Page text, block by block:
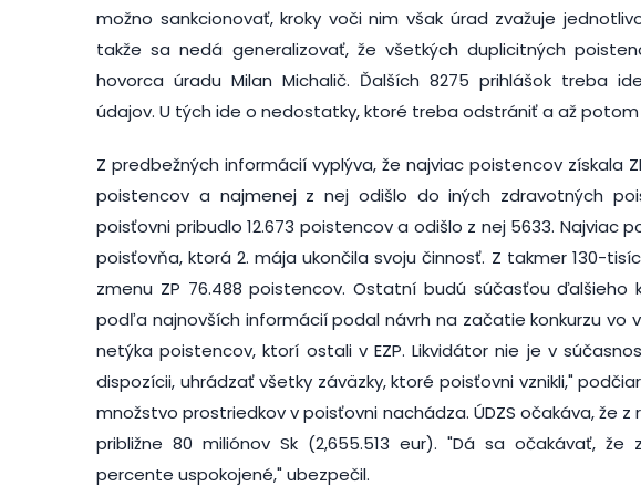
možno sankcionovať, kroky voči nim však úrad zvažuje
takže sa nedá generalizovať, že všetkých duplicitných
hovorca úradu Milan Michalič. Ďalších 8275 prihlášok treba
údajov. U tých ide o nedostatky, ktoré treba odstrániť a až
Z predbežných informácií vyplýva, že najviac poistencov získala
poistencov a najmenej z nej odišlo do iných zdravotných
poisťovni pribudlo 12.673 poistencov a odišlo z nej 5633. Najviac
poisťovňa, ktorá 2. mája ukončila svoju činnosť. Z takmer 130-
zmenu ZP 76.488 poistencov. Ostatní budú súčasťou ďalšieho
podľa najnovších informácií podal návrh na začatie konkurzu vo
netýka poistencov, ktorí ostali v EZP. Likvidátor nie je v
dispozícii, uhrádzať všetky záväzky, ktoré poisťovni vznikli,"
množstvo prostriedkov v poisťovni nachádza. ÚDZS očakáva, že
približne 80 miliónov Sk (2,655.513 eur). "Dá sa očakávať,
percente uspokojené," ubezpečil.